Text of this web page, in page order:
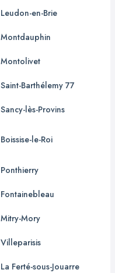
Leudon-en-Brie
Montdauphin
Montolivet
Saint-Barthélemy 77
Sancy-lès-Provins
Boissise-le-Roi
Ponthierry
Fontainebleau
Mitry-Mory
Villeparisis
La Ferté-sous-Jouarre